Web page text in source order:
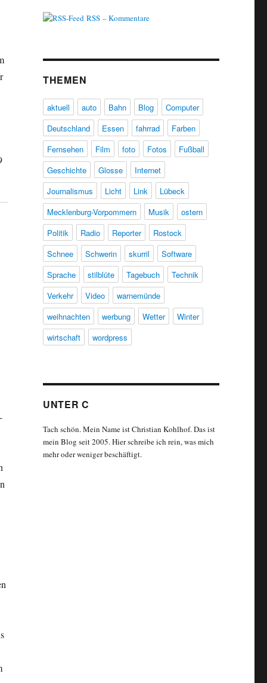
RSS – Kommentare
THEMEN
aktuell auto Bahn Blog
Computer
Deutschland
Essen fahrrad
Farben
Fernsehen
Film foto Fotos
Fußball
Geschichte
Glosse
Internet
Journalismus
Licht Link
Lübeck
Mecklenburg-Vorpommern
Musik
ostern
Politik
Radio Reporter
Rostock
Schnee
Schwerin skurril
Software
Sprache
stilblüte Tagebuch
Technik
Verkehr
Video
warnemünde
weihnachten
werbung Wetter
Winter
wirtschaft
wordpress
UNTER C
Tach schön. Mein Name ist Christian Kohlhof. Das ist
mein Blog seit 2005. Hier schreibe ich rein, was mich
mehr oder weniger beschäftigt.